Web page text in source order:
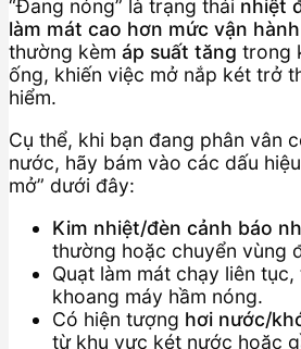
“Đang nóng” là trạng thái nhiệt
làm mát cao hơn mức vận
thường kèm áp suất tăng trong
ống, khiến việc mở nắp két trở
hiểm.
Cụ thể, khi bạn đang phân vân
nước, hãy bám vào các dấu
mở” dưới đây:
Kim nhiệt/đèn cảnh báo
thường hoặc chuyển vùng
Quạt làm mát chạy liên
khoang máy hầm nóng.
Có hiện tượng hơi nước/
từ khu vực két nước hoặc